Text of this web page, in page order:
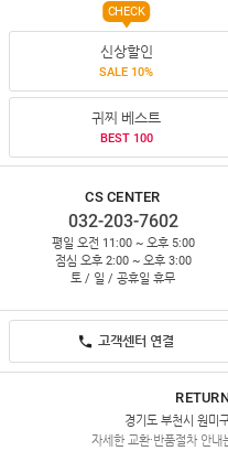
신상할인
SALE 10%
CHECK
귀찌 베스트
BEST 100
CS CENTER
032-203-7602
평일 오전 11:00 ~ 오후 5:00
점심 오후 2:00 ~ 오후 3:00
토 / 일 / 공휴일 휴무
고객센터 연결
경기도 부천시 원미
자세한 교환·반품절차 안